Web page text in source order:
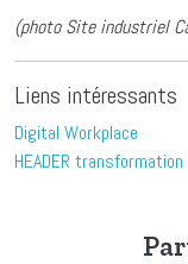
(photo Site industriel
Liens intéressants
Digital Workplace
HEADER